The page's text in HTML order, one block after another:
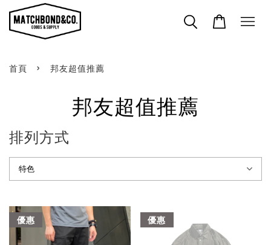
首頁 › 邦友超值推薦
邦友超值推薦
排列方式
優惠 優惠